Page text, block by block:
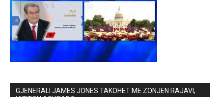
GJENERALI JAMES JONES TAKOHET ME ZONJËN RAJAVI,